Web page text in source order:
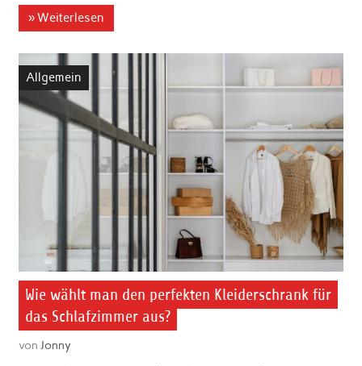
» Weiterlesen
Allgemein
Wie wählt man den perfekten Kleiderschrank für
das Schlafzimmer aus?
von Jonny